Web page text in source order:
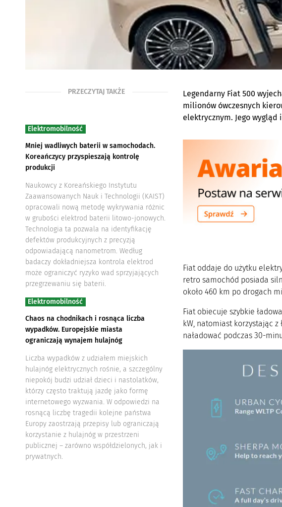
PRZECZYTAJ TAKŻE
Elektromobilność
Mniej wadliwych baterii w samochodach.
Koreańczycy przyspieszają kontrolę
produkcji
Naukowcy z Koreańskiego Instytutu
Zaawansowanych Nauk i Technologii (KAIST)
opracowali nową metodę wykrywania różnic
w grubości elektrod baterii litowo-jonowych.
Technologia ta pozwala na identyfikację
defektów produkcyjnych z precyzją
odpowiadającą nanometrom. Według
badaczy dokładniejsza kontrola elektrod
może ograniczyć ryzyko wad sprzyjających
przegrzewaniu się baterii.
Elektromobilność
Chaos na chodnikach i rosnąca liczba
wypadków. Europejskie miasta
ograniczają wynajem hulajnóg
Liczba wypadków z udziałem miejskich
hulajnóg elektrycznych rośnie, a szczególny
niepokój budzi udział dzieci i nastolatków,
którzy często traktują jazdę jako formę
internetowego wyzwania. W odpowiedzi na
rosnącą liczbę tragedii kolejne państwa
Europy zaostrzają przepisy lub ograniczają
korzystanie z hulajnóg w przestrzeni
publicznej – zarówno współdzielonych, jak i
prywatnych.
Legendarny Fiat 500
milionów ówczesnych
elektrycznym. Jego wygląd
Fiat oddaje do użytku
retro samochód posiada
około 460 km po drogach
Fiat obiecuje szybkie
kW, natomiast korzystając
naładować podczas 30-